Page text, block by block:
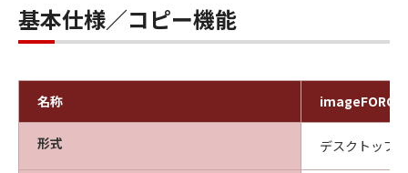
基本仕様／コピー機能
名称 imageFORCE
形式 デスクトップ